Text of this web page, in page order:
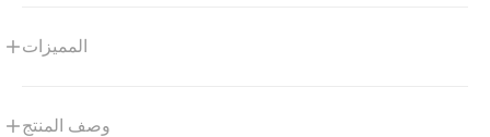
المميزات
وصف المنتج